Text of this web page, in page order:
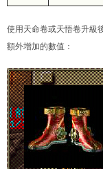
使用天命卷或天悟卷升級
額外增加的數值：